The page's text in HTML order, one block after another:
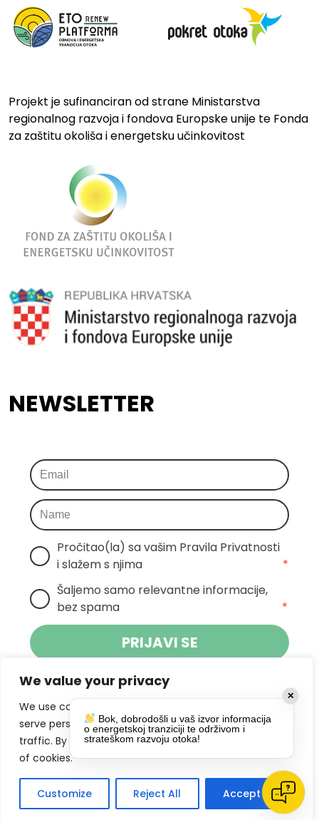
We value your privacy
We use cookies to enhance your browsing experience,
serve personalized ads or content, and analyze our
traffic. By clicking "Accept All", you consent to our use
of cookies.
Customize Reject All Accept All
Projekt je sufinanciran od strane Ministarstva
regionalnog razvoja i fondova Europske unije te Fonda
za zaštitu okoliša i energetsku učinkovitost
NEWSLETTER
Pročitao(la) sa vašim Pravila Privatnosti
i slažem s njima
*
Šaljemo samo relevantne informacije,
bez spama
*
PRIJAVI SE
Klikom na gumb dajete suglasnost za
primanje novosti Pokreta Otoka te se
slažete spolitikom privatnosti.
DRUŠTVENE MREŽE
✕
Bok, dobrodošli u vaš izvor informacija
o energetskoj tranziciji te održivom i
strateškom razvoju otoka!